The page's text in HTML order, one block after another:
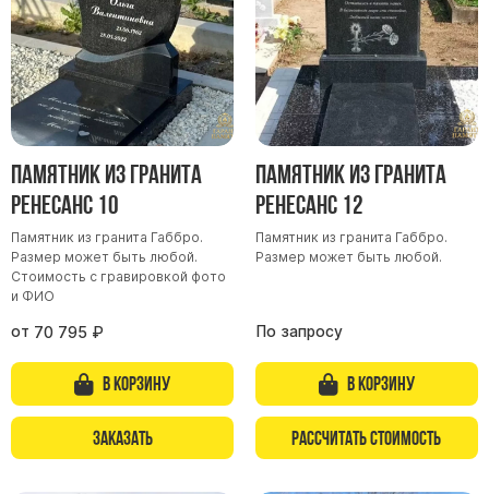
Скульптуры "Ангел" литиевые
Барельефы
Кресты
Голуби
Распятие
Скорбящие
Цветы
Памятник из гранита
Ренесанс 10
Памятник из гранита Габбро.
Размер может быть любой.
Стоимость с гравировкой фото
и ФИО
от 70 795 ₽
В корзину
Заказать
Памятник из гранита
Ренесанс 12
Памятник из гранита Габбро.
Размер может быть любой.
По запросу
В корзину
Рассчитать стоимость